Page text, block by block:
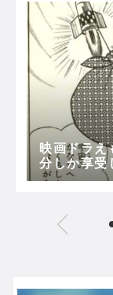
映画ドラえ
分しか享受